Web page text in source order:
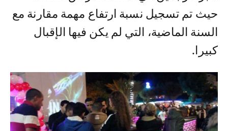
حيث تم تسجيل نسبة ارتفاع مهمة مقارنة مع
السنة الماضية، التي لم يكن فيها الإقبال
كبيرا.